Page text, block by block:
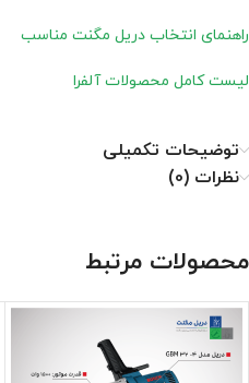
راهنمای انتخاب دریل مگنت مناسب
لیست کامل محصولات آلفرا
توضیحات تکمیلی
نظرات (0)
محصولات مرتبط